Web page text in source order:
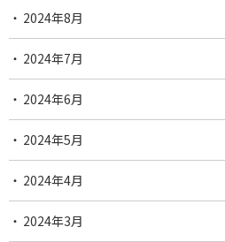
2024年8月
2024年7月
2024年6月
2024年5月
2024年4月
2024年3月